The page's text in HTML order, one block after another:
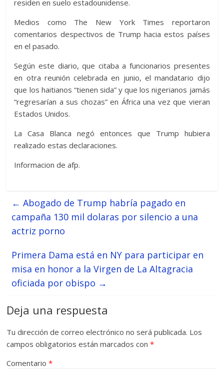
residen en suelo estadounidense.
Medios como The New York Times reportaron
comentarios despectivos de Trump hacia estos países
en el pasado.
Según este diario, que citaba a funcionarios presentes
en otra reunión celebrada en junio, el mandatario dijo
que los haitianos “tienen sida” y que los nigerianos jamás
“regresarían a sus chozas” en África una vez que vieran
Estados Unidos.
La Casa Blanca negó entonces que Trump hubiera
realizado estas declaraciones.
Informacion de afp.
← Abogado de Trump habría pagado en
campaña 130 mil dolaras por silencio a una
actriz porno
Primera Dama está en NY para participar en
misa en honor a la Virgen de La Altagracia
oficiada por obispo →
Deja una respuesta
Tu dirección de correo electrónico no será publicada. Los
campos obligatorios están marcados con*
Comentario*